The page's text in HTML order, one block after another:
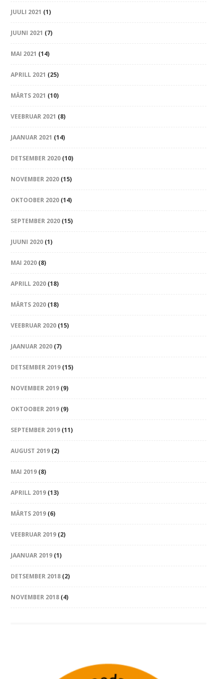
JUULI 2021 (1)
JUUNI 2021 (7)
MAI 2021 (14)
APRILL 2021 (25)
MÄRTS 2021 (10)
VEEBRUAR 2021 (8)
JAANUAR 2021 (14)
DETSEMBER 2020 (10)
NOVEMBER 2020 (15)
OKTOOBER 2020 (14)
SEPTEMBER 2020 (15)
JUUNI 2020 (1)
MAI 2020 (8)
APRILL 2020 (18)
MÄRTS 2020 (18)
VEEBRUAR 2020 (15)
JAANUAR 2020 (7)
DETSEMBER 2019 (15)
NOVEMBER 2019 (9)
OKTOOBER 2019 (9)
SEPTEMBER 2019 (11)
AUGUST 2019 (2)
MAI 2019 (8)
APRILL 2019 (13)
MÄRTS 2019 (6)
VEEBRUAR 2019 (2)
JAANUAR 2019 (1)
DETSEMBER 2018 (2)
NOVEMBER 2018 (4)